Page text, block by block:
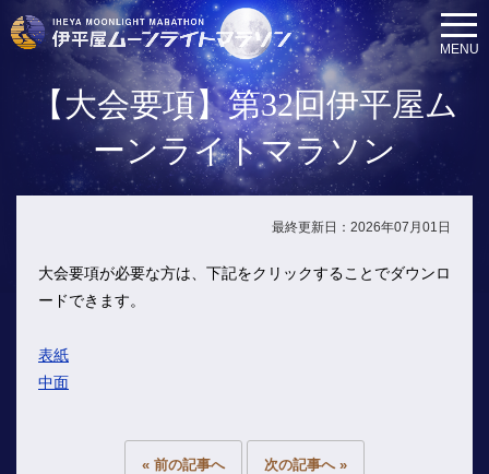
MENU
【大会要項】第32回伊平屋ム
ーンライトマラソン
最終更新日：2026年07月01日
大会要項が必要な方は、下記をクリックすることでダウンロ
ードできます。
表紙
中面
« 前の記事へ 次の記事へ »